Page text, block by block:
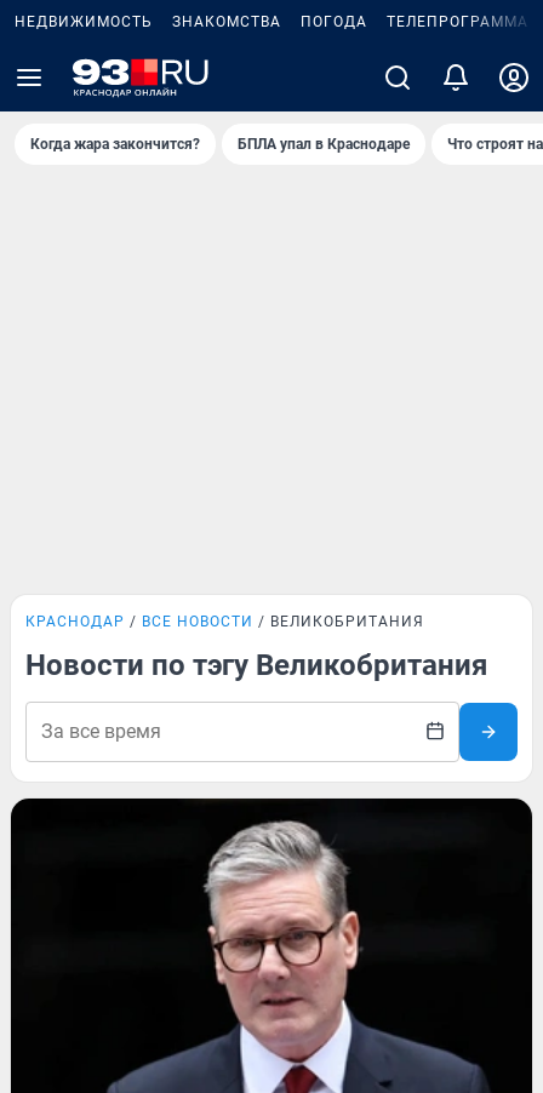
НЕДВИЖИМОСТЬ ЗНАКОМСТВА ПОГОДА ТЕЛЕПРОГРАММА
Когда жара закончится? БПЛА упал в Краснодаре Что строят
КРАСНОДАР ВСЕ НОВОСТИ ВЕЛИКОБРИТАНИЯ
Новости по тэгу Великобритания